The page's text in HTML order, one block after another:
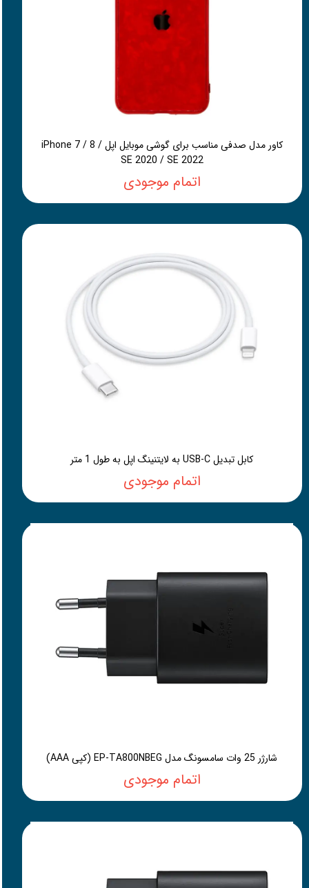
کاور مدل صدفی مناسب برای گوشی موبایل اپل iPhone 7 / 8 /
SE 2020 / SE 2022
اتمام موجودی
کابل تبدیل USB-C به لایتنینگ اپل به طول 1 متر
اتمام موجودی
شارژر 25 وات سامسونگ مدل EP-TA800NBEG (کپی AAA)
اتمام موجودی